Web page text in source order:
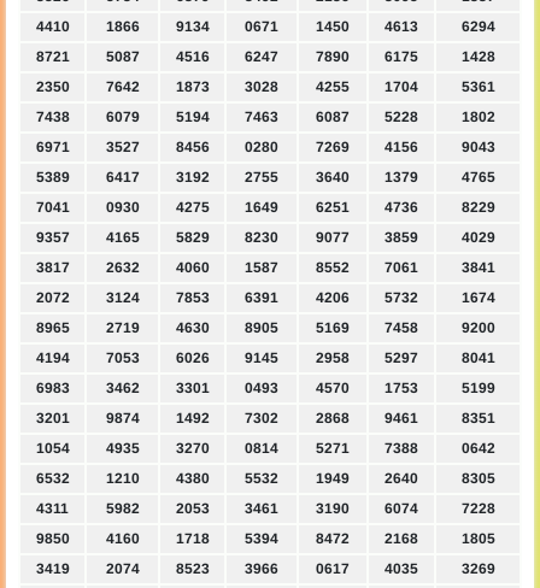
4410
1866 9134 0671 1450 4613
6294
8721
5087 4516 6247 7890 6175
1428
2350
7642 1873 3028 4255 1704
5361
7438
6079 5194 7463 6087 5228
1802
6971
3527 8456 0280 7269 4156
9043
5389
6417 3192 2755 3640 1379
4765
7041
0930 4275 1649 6251 4736
8229
9357
4165 5829 8230 9077 3859
4029
3817
2632 4060 1587 8552 7061
3841
2072
3124 7853 6391 4206 5732
1674
8965
2719 4630 8905 5169 7458
9200
4194
7053 6026 9145 2958 5297
8041
6983
3462 3301 0493 4570 1753
5199
3201
9874 1492 7302 2868 9461
8351
1054
4935 3270 0814 5271 7388
0642
6532
1210 4380 5532 1949 2640
8305
4311
5982 2053 3461 3190 6074
7228
9850
4160 1718 5394 8472 2168
1805
3419
2074 8523 3966 0617 4035
3269